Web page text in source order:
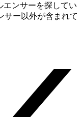
エンサーを探してい
サー以外が含まれて